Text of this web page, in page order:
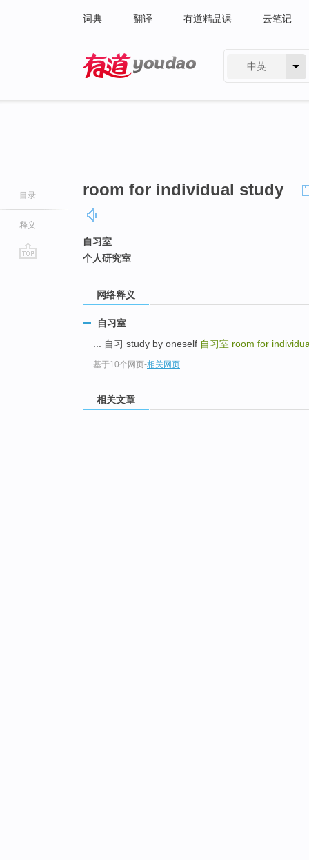
词典 翻译 有道精品课 云笔记
中英
目录
释义
room for individual study
自习室
个人研究室
网络释义
自习室
... 自习 study by oneself 自习室 room for
基于10个网页-相关网页
相关文章